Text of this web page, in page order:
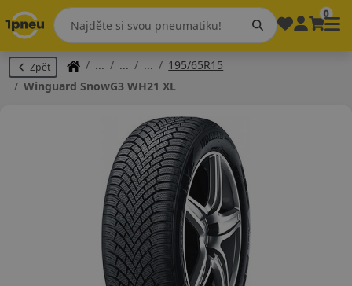
0
Zpět
195/65R15
Winguard SnowG3 WH21 XL